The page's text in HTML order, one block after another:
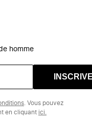
homme
. Vous pouvez
en cliquant ici.